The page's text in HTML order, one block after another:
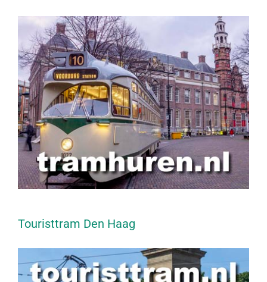
Touristtram Den Haag